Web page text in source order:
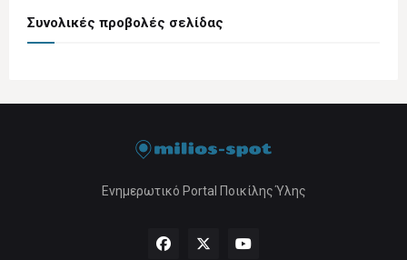
Συνολικές προβολές σελίδας
Ενημερωτικό Portal Ποικίλης Ύλης